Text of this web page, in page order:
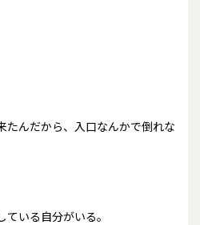
たんだから、入口なんかで倒れな
いる自分がいる。